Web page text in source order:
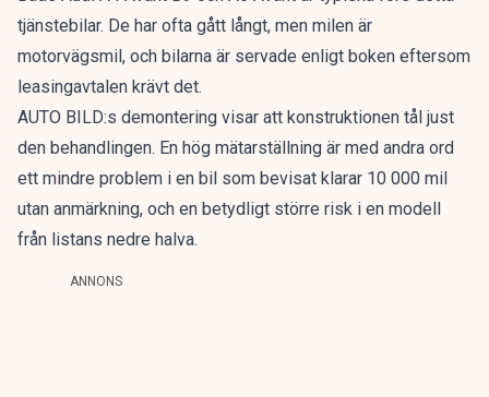
tjänstebilar. De har ofta gått långt, men milen är
motorvägsmil, och bilarna är servade enligt boken eftersom
leasingavtalen krävt det.
AUTO BILD:s demontering visar att konstruktionen tål just
den behandlingen. En hög mätarställning är med andra ord
ett mindre problem i en bil som bevisat klarar 10 000 mil
utan anmärkning, och en betydligt större risk i en modell
från listans nedre halva.
ANNONS